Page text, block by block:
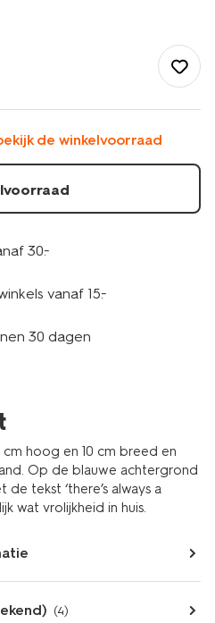
de winkelvoorraad
30.-
vanaf 15.-
30 dagen
hoog en 10 cm breed en
Op de blauwe achtergrond
tekst ‘there’s always a
wat vrolijkheid in huis.
(4)